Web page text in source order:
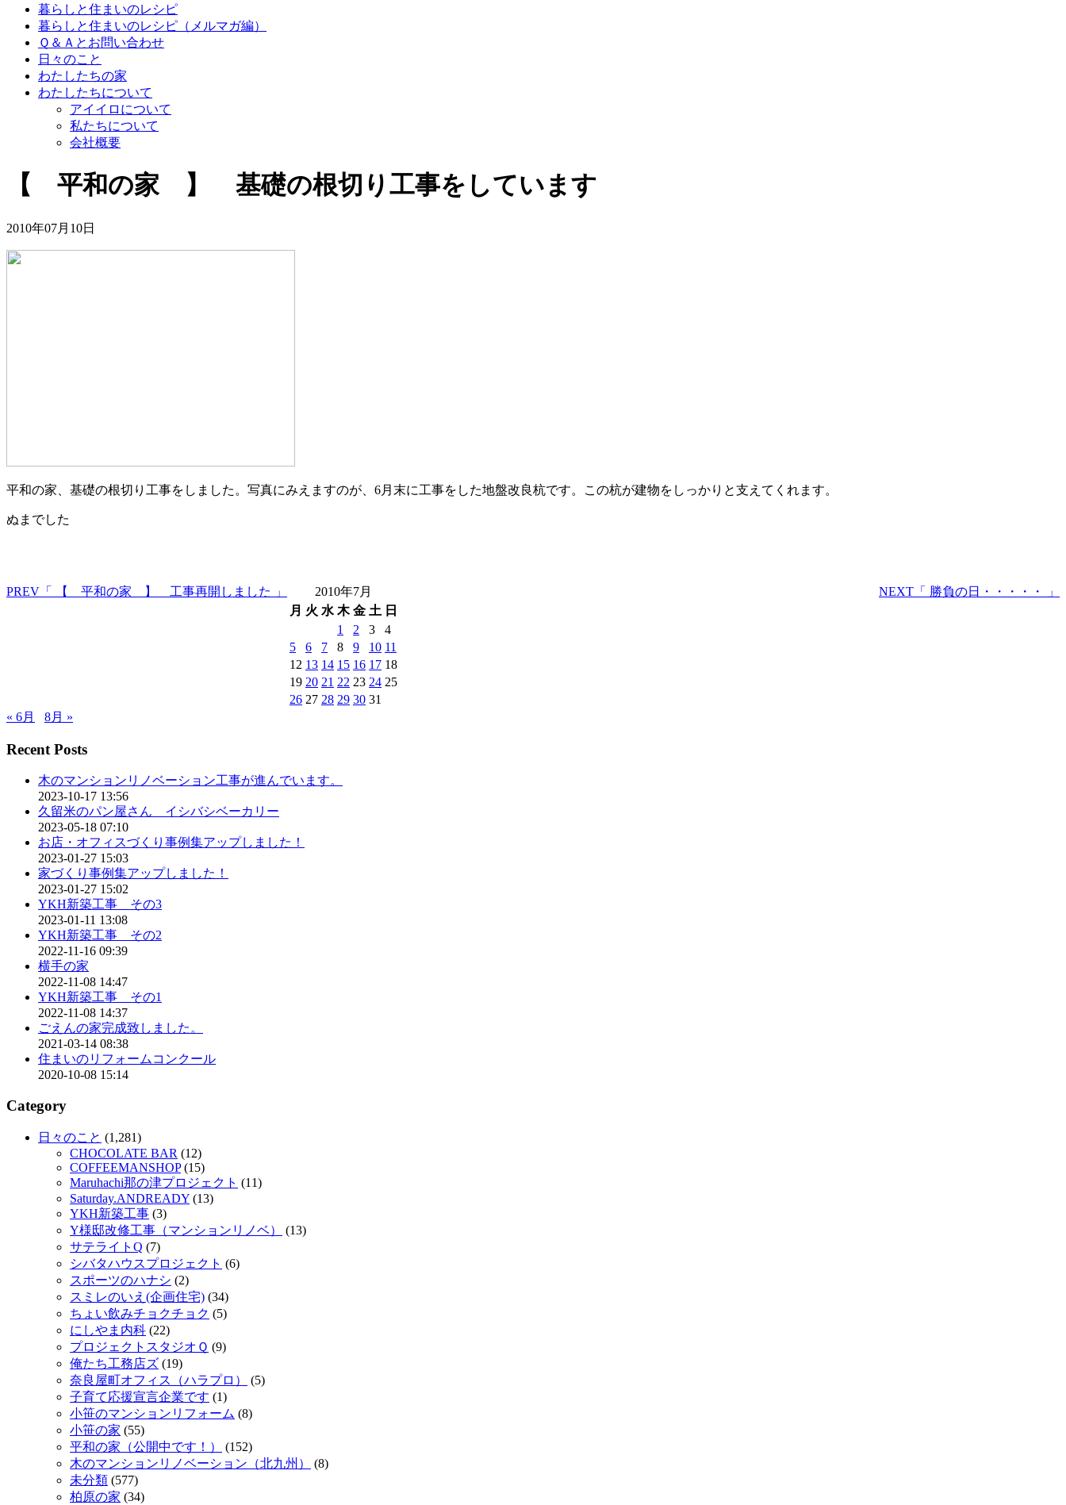
暮らしと住まいのレシピ
暮らしと住まいのレシピ（メルマガ編）
Ｑ＆Ａとお問い合わせ
日々のこと
わたしたちの家
わたしたちについて
アイイロについて
私たちについて
会社概要
【 平和の家 】 基礎の根切り工事をしています
2010年07月10日
平和の家、基礎の根切り工事をしました。写真にみえますのが、6月末に工事をした地盤改良杭です。この杭が建物をしっかりと支えてくれます。
ぬまでした
PREV 「 【 平和の家 】 工事再開しました 」 NEXT 「 勝負の日・・・・・ 」
2010年7月
月 火 水 木 金 土 日
1
2 3
4
5
6 7 8 9 10 11
12 13 14 15 16 17 18
19 20 21 22 23 24 25
26 27 28 29 30 31
« 6月
8月 »
Recent Posts
木のマンションリノベーション工事が進んでいます。
2023-10-17 13:56
久留米のパン屋さん イシバシベーカリー
2023-05-18 07:10
お店・オフィスづくり事例集アップしました！
2023-01-27 15:03
家づくり事例集アップしました！
2023-01-27 15:02
YKH新築工事 その3
2023-01-11 13:08
YKH新築工事 その2
2022-11-16 09:39
横手の家
2022-11-08 14:47
YKH新築工事 その1
2022-11-08 14:37
ごえんの家完成致しました。
2021-03-14 08:38
住まいのリフォームコンクール
2020-10-08 15:14
Category
日々のこと (1,281)
CHOCOLATE BAR (12)
COFFEEMANSHOP(15)
Maruhachi那の津プロジェクト (11)
Saturday.ANDREADY (13)
YKH新築工事 (3)
Y様邸改修工事（マンションリノベ）
(13)
サテライトQ (7)
シバタハウスプロジェクト (6)
スポーツのハナシ (2)
スミレのいえ(企画住宅) (34)
ちょい飲みチョクチョク (5)
にしやま内科 (22)
プロジェクトスタジオＱ (9)
俺たち工務店ズ (19)
奈良屋町オフィス（ハラプロ）
(5)
子育て応援宣言企業です (1)
小笹のマンションリフォーム (8)
小笹の家 (55)
平和の家（公開中です！）
(152)
木のマンションリノベーション（北九州）
(8)
未分類 (577)
柏原の家 (34)